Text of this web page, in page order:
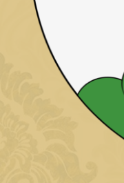
Objave